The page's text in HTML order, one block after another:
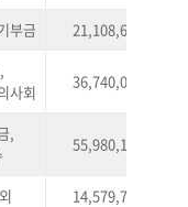
부금 21,108,600
사회
36,740,000
,
55,980,100
14,579,714